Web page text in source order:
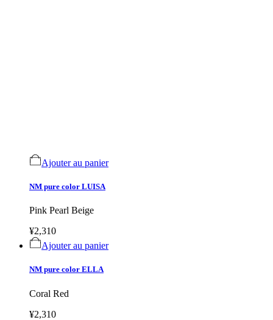
Ajouter au panier
NM pure color LUISA
Pink Pearl Beige
¥2,310
Ajouter au panier
NM pure color ELLA
Coral Red
¥2,310